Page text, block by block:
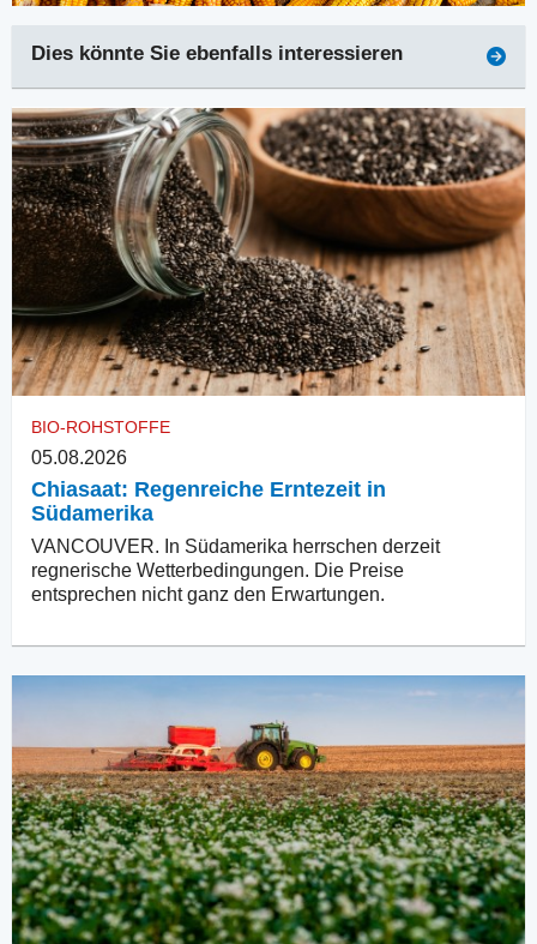
Dies könnte Sie ebenfalls interessieren
BIO-ROHSTOFFE
05.08.2026
Chiasaat: Regenreiche Erntezeit in
Südamerika
VANCOUVER. In Südamerika herrschen derzeit
regnerische Wetterbedingungen. Die Preise
entsprechen nicht ganz den Erwartungen.